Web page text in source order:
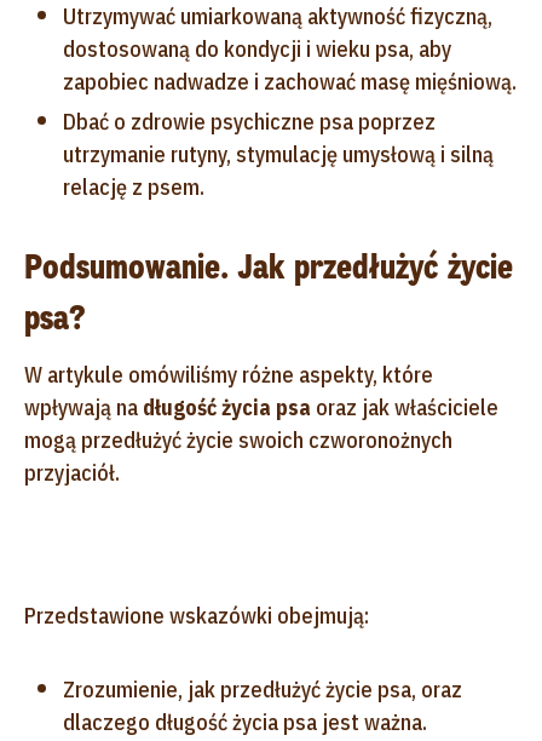
Utrzymywać umiarkowaną aktywność fizyczną,
dostosowaną do kondycji i wieku psa, aby
zapobiec nadwadze i zachować masę mięśniową.
Dbać o zdrowie psychiczne psa poprzez
utrzymanie rutyny, stymulację umysłową i silną
relację z psem.
Podsumowanie. Jak przedłużyć życie
psa?
W artykule omówiliśmy różne aspekty, które
wpływają na długość życia psa oraz jak właściciele
mogą przedłużyć życie swoich czworonożnych
przyjaciół.
Przedstawione wskazówki obejmują:
Zrozumienie, jak przedłużyć życie psa, oraz
dlaczego długość życia psa jest ważna.